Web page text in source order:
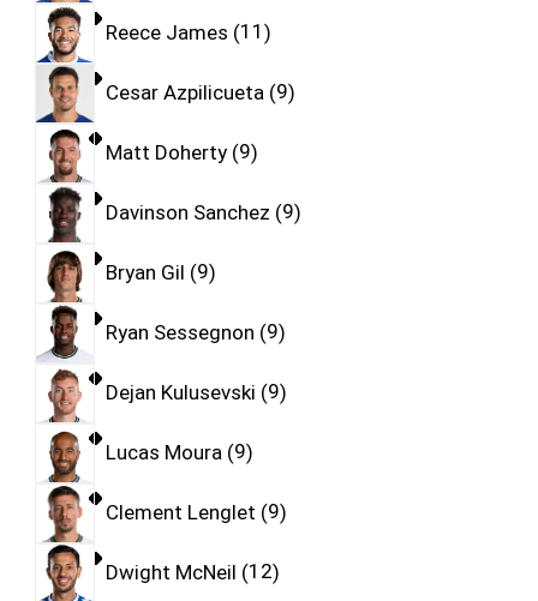
Reece James 11
Cesar Azpilicueta 9
Matt Doherty 9
Davinson Sanchez 9
Bryan Gil 9
Ryan Sessegnon 9
Dejan Kulusevski 9
Lucas Moura 9
Clement Lenglet 9
Dwight McNeil 12